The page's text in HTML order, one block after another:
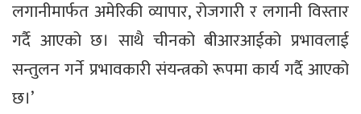
लगानीमार्फत अमेरिकी व्यापार, रोजगारी र लगानी विस्तार
गर्दै आएको छ। साथै चीनको बीआरआईको प्रभावलाई
सन्तुलन गर्ने प्रभावकारी संयन्त्रको रूपमा कार्य गर्दै आएको
छ।’